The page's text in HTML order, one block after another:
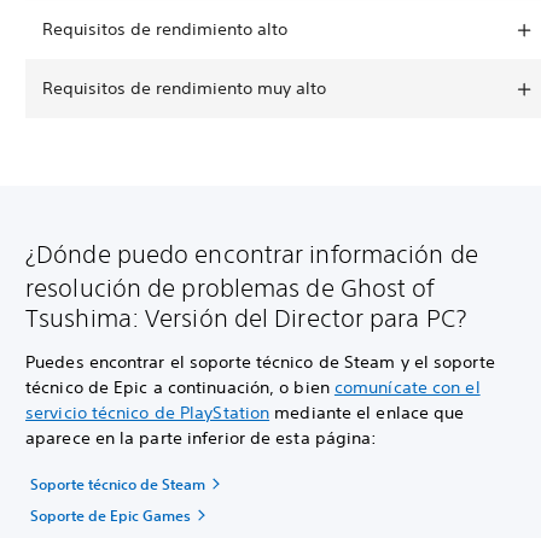
Requisitos de rendimiento alto
Requisitos de rendimiento muy alto
¿Dónde puedo encontrar información de
resolución de problemas de Ghost of
Tsushima: Versión del Director para PC?
Puedes encontrar el soporte técnico de Steam y el soporte
técnico de Epic a continuación, o bien comunícate con el
servicio técnico de PlayStation mediante el enlace que
aparece en la parte inferior de esta página:
Soporte técnico de Steam
Soporte de Epic Games